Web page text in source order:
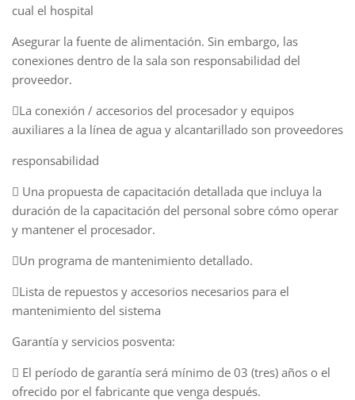
cual el hospital
Asegurar la fuente de alimentación. Sin embargo, las
conexiones dentro de la sala son responsabilidad del
proveedor.
La conexión / accesorios del procesador y equipos
auxiliares a la línea de agua y alcantarillado son proveedores
responsabilidad
 Una propuesta de capacitación detallada que incluya la
duración de la capacitación del personal sobre cómo operar
y mantener el procesador.
Un programa de mantenimiento detallado.
Lista de repuestos y accesorios necesarios para el
mantenimiento del sistema
Garantía y servicios posventa:
 El período de garantía será mínimo de 03 (tres) años o el
ofrecido por el fabricante que venga después.